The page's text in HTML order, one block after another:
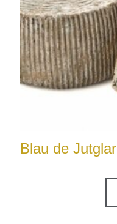
Blau de Jutglar